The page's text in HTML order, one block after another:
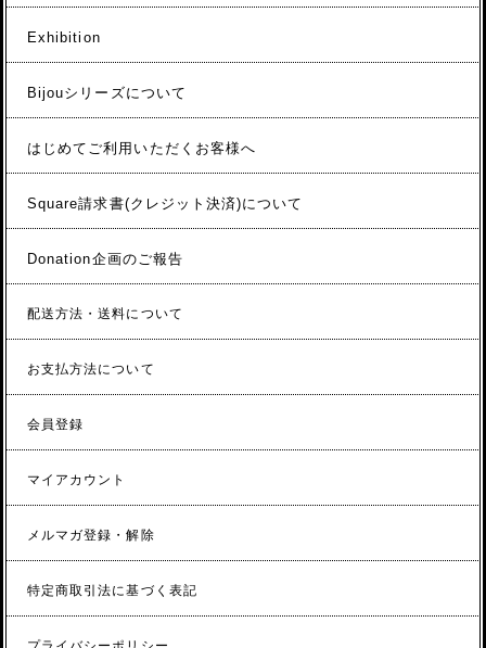
Exhibition
Bijouシリーズについて
はじめてご利用いただくお客様へ
Square請求書(クレジット決済)について
Donation企画のご報告
配送方法・送料について
お支払方法について
会員登録
マイアカウント
メルマガ登録・解除
特定商取引法に基づく表記